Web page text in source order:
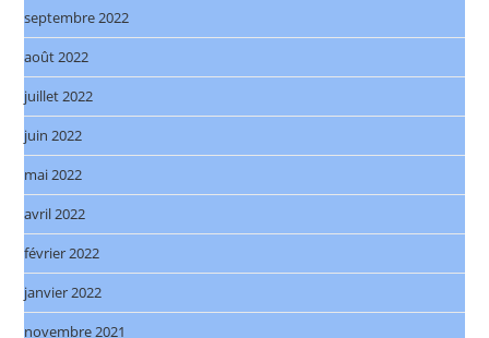
septembre 2022
août 2022
juillet 2022
juin 2022
mai 2022
avril 2022
février 2022
janvier 2022
novembre 2021